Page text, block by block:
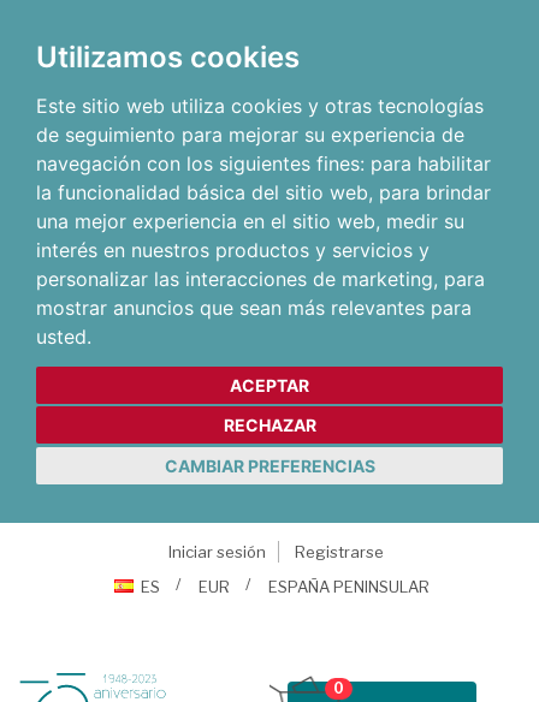
Utilizamos cookies
Este sitio web utiliza cookies y otras tecnologías
de seguimiento para mejorar su experiencia de
navegación con los siguientes fines: para habilitar
la funcionalidad básica del sitio web, para brindar
una mejor experiencia en el sitio web, medir su
interés en nuestros productos y servicios y
personalizar las interacciones de marketing, para
mostrar anuncios que sean más relevantes para
usted.
ACEPTAR
RECHAZAR
CAMBIAR PREFERENCIAS
Iniciar sesión
Registrarse
ES
EUR ESPAÑA PENINSULAR
0